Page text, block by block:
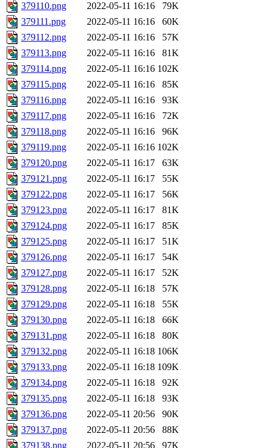
379110.png
2022-05-11 16:16
79K
379111.png
2022-05-11 16:16
60K
379112.png
2022-05-11 16:16
57K
379113.png
2022-05-11 16:16
81K
379114.png
2022-05-11 16:16 102K
379115.png
2022-05-11 16:16
85K
379116.png
2022-05-11 16:16
93K
379117.png
2022-05-11 16:16
72K
379118.png
2022-05-11 16:16
96K
379119.png
2022-05-11 16:16 102K
379120.png
2022-05-11 16:17
63K
379121.png
2022-05-11 16:17
55K
379122.png
2022-05-11 16:17
56K
379123.png
2022-05-11 16:17
81K
379124.png
2022-05-11 16:17
85K
379125.png
2022-05-11 16:17
51K
379126.png
2022-05-11 16:17
54K
379127.png
2022-05-11 16:17
52K
379128.png
2022-05-11 16:18
57K
379129.png
2022-05-11 16:18
55K
379130.png
2022-05-11 16:18
66K
379131.png
2022-05-11 16:18
80K
379132.png
2022-05-11 16:18 106K
379133.png
2022-05-11 16:18 109K
379134.png
2022-05-11 16:18
92K
379135.png
2022-05-11 16:18
93K
379136.png
2022-05-11 20:56
90K
379137.png
2022-05-11 20:56
88K
379138.png
2022-05-11 20:56
97K